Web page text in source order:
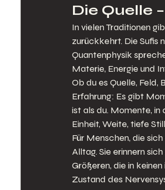
Die Quelle
In vielen Traditionen
zurückkehrt. Die Sufis
Quantenphysik
Materie, Energie und
Ob du es Quelle, Feld,
Erfahrung: Es gibt
ist als du. Momente,
Einheit, Weite, tiefe
Für Menschen, die
Alltag. Sie erinnern
Größeren, die in
Zustand des